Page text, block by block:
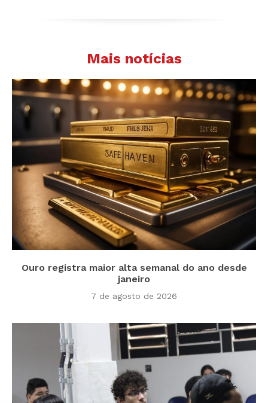
Mais notícias
Ouro registra maior alta semanal do ano desde
janeiro
7 de agosto de 2026